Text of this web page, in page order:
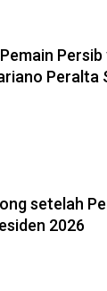
Peralta
setelah
2026